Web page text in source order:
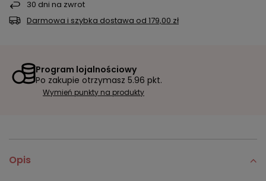
30 dni na zwrot
Darmowa i szybka dostawa od 179,00 zł
Program lojalnościowy
Po zakupie otrzymasz 5.96 pkt.
Wymień punkty na produkty
Opis